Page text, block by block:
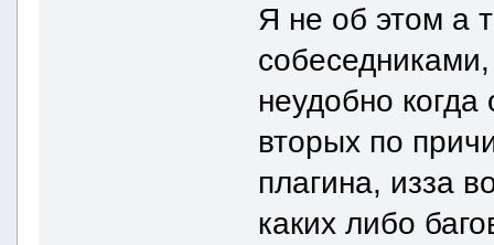
Я не об этом а
неудобно
вторых по
плагина, изза
каких либо